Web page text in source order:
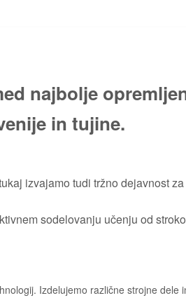
najbolje
in tujine.
izvajamo tudi tržno dejavnost
sodelovanju učenju od
Izdelujemo različne strojne